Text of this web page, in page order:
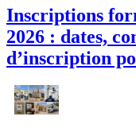
Inscriptions
2026 : dates,
d’inscription